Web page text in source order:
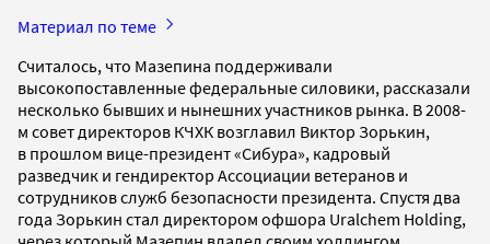
Материал по теме
Считалось, что Мазепина поддерживали
высокопоставленные федеральные силовики, рассказали
несколько бывших и нынешних участников рынка. В 2008-
м совет директоров КЧХК возглавил Виктор Зорькин,
в прошлом вице-президент «Сибура», кадровый
разведчик и гендиректор Ассоциации ветеранов и
сотрудников служб безопасности президента. Спустя два
года Зорькин стал директором офшора Uralchem Holding,